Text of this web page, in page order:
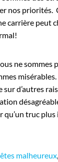
nos priorités.
carrière peut
ne sommes
d’autres
qu’un truc
malheureux